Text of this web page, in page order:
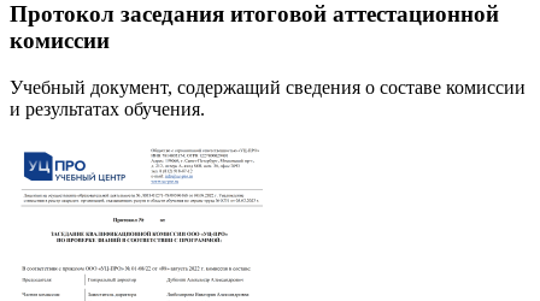
Протокол заседания итоговой аттестационной
комиссии
Учебный документ, содержащий сведения о составе комиссии
и результатах обучения.